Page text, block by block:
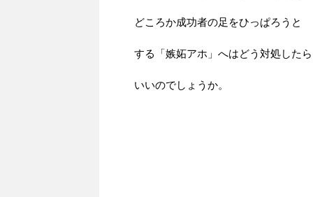
どころか成功者の足をひっぱろうと
する「嫉妬アホ」へはどう対処したら
いいのでしょうか。